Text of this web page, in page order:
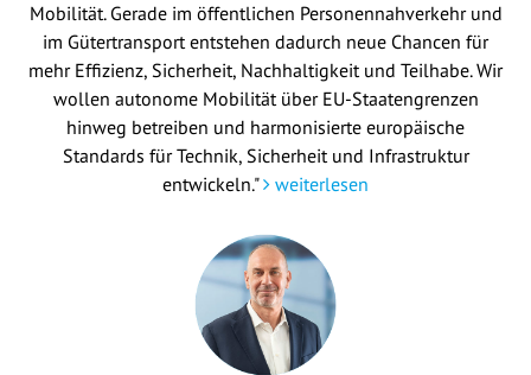
Mobilität. Gerade im öffentlichen Personennahverkehr und
im Gütertransport entstehen dadurch neue Chancen für
mehr Effizienz, Sicherheit, Nachhaltigkeit und Teilhabe. Wir
wollen autonome Mobilität über EU-Staatengrenzen
hinweg betreiben und harmonisierte europäische
Standards für Technik, Sicherheit und Infrastruktur
entwickeln."
weiterlesen